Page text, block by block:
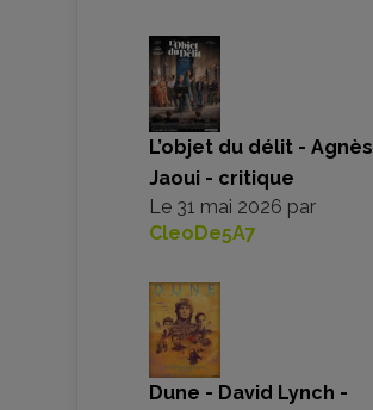
L’objet du délit - Agnès
Jaoui - critique
Le 31 mai 2026 par
CleoDe5A7
Dune - David Lynch -